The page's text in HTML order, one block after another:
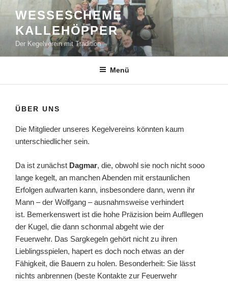
Inhalt
springen
WESSESCHEME
KALLEHÖPPER
Der Kegelverein mit Tradition
Menü
ÜBER UNS
Die Mitglieder unseres Kegelvereins könnten kaum
unterschiedlicher sein.
Da ist zunächst Dagmar, die, obwohl sie noch nicht sooo
lange kegelt, an manchen Abenden mit erstaunlichen
Erfolgen aufwarten kann, insbesondere dann, wenn ihr
Mann – der Wolfgang – ausnahmsweise verhindert
ist. Bemerkenswert ist die hohe Präzision beim Aufllegen
der Kugel, die dann schonmal abgeht wie der
Feuerwehr. Das Sargkegeln gehört nicht zu ihren
Lieblingsspielen, hapert es doch noch etwas an der
Fähigkeit, die Bauern zu holen. Besonderheit: Sie lässt
nichts anbrennen (beste Kontakte zur Feuerwehr